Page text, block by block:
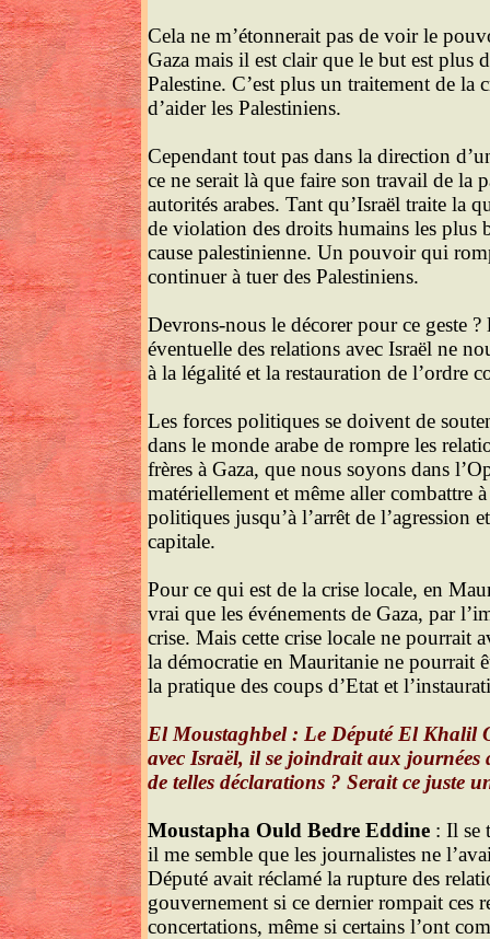
Cela ne m’étonnerait pas de voir le
Gaza mais il est clair que le but est plus
Palestine. C’est plus un traitement de
d’aider les Palestiniens.
Cependant tout pas dans la direction
ce ne serait là que faire son travail de la
autorités arabes. Tant qu’Israël traite la
de violation des droits humains les plus
cause palestinienne. Un pouvoir qui
continuer à tuer des Palestiniens.
Devrons-nous le décorer pour ce geste
éventuelle des relations avec Israël ne
à la légalité et la restauration de l’ordre
Les forces politiques se doivent de
dans le monde arabe de rompre les
frères à Gaza, que nous soyons dans
matériellement et même aller combattre
politiques jusqu’à l’arrêt de l’agression
capitale.
Pour ce qui est de la crise locale, en
vrai que les événements de Gaza, par
crise. Mais cette crise locale ne pourrait
la démocratie en Mauritanie ne pourrait
la pratique des coups d’Etat et
El Moustaghbel : Le Député El Khalil
avec Israël, il se joindrait aux
de telles déclarations ? Serait ce juste
Moustapha Ould Bedre Eddine : Il se
il me semble que les journalistes ne
Député avait réclamé la rupture des
gouvernement si ce dernier rompait ces
concertations, même si certains l’ont